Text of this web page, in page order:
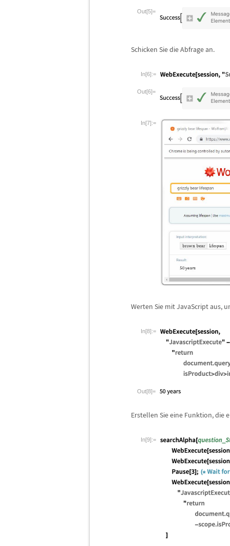
Out[5]=
Schicken Sie die Abfrage an.
In[6]:=
Out[6]=
In[7]:=
Werten Sie mit JavaScript aus,
In[8]:=
Out[8]=
Erstellen Sie eine Funktion, die
In[9]:=